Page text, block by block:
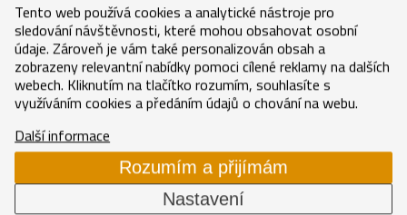
Copyright © 2026, MEDITERRAN CZ s.r.o.
Tento web používá cookies a analytické nástroje pro
sledování návštěvnosti, které mohou obsahovat osobní
údaje. Zároveň je vám také personalizován obsah a
zobrazeny relevantní nabídky pomoci cílené reklamy na dalších
webech. Kliknutím na tlačítko rozumím, souhlasíte s
využíváním cookies a předáním údajů o chování na webu.
Další informace
Rozumím a přijímám
Nastavení